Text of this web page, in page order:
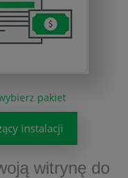
pakiet
instalacji
witrynę do